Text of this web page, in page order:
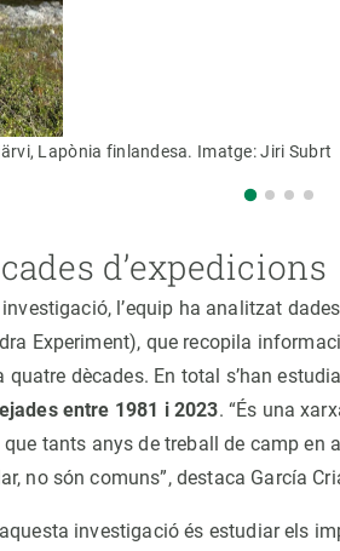
Lapònia finlandesa. Imatge: Jiri Subrt
d’expedicions
l’equip ha analitzat
Experiment), que recopila
quatre dècades. En total s’han
entre 1981 i 2023. “És una
tants anys de treball de camp en
no són comuns”, destaca García
investigació és estudiar els